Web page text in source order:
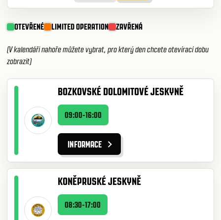
OTEVŘENÉ LIMITED OPERATION ZAVŘENÁ
(V kalendáři nahoře můžete vybrat, pro který den chcete otevírací dobu
zobrazit)
BOZKOVSKÉ DOLOMITOVÉ JESKYNĚ
09:00-16:00
INFORMACE
KONĚPRUSKÉ JESKYNĚ
08:30-17:00